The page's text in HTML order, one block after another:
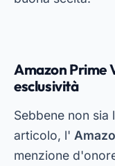
Amazon Prime
esclusività
Sebbene non
articolo, l'
menzione